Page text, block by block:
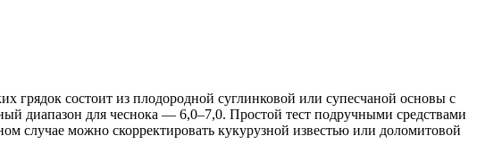
грядок состоит из плодородной суглинковой или супесчаной основы с
диапазон для чеснока — 6,0–7,0. Простой тест подручными средствами
случае можно скорректировать кукурузной известью или доломитовой